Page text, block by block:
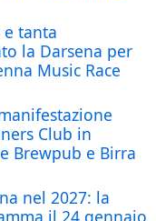
tanta
la Darsena per
Music Race
Club in
Brewpub e Birra
nel 2027: la